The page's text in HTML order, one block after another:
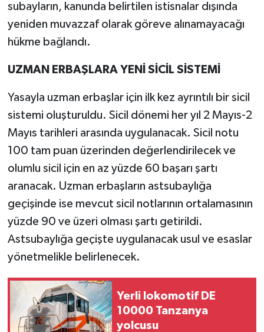
subayların, kanunda belirtilen istisnalar dışında
yeniden muvazzaf olarak göreve alınamayacağı
hükme bağlandı.
UZMAN ERBAŞLARA YENİ SİCİL SİSTEMİ
Yasayla uzman erbaşlar için ilk kez ayrıntılı bir sicil
sistemi oluşturuldu. Sicil dönemi her yıl 2 Mayıs-2
Mayıs tarihleri arasında uygulanacak. Sicil notu
100 tam puan üzerinden değerlendirilecek ve
olumlu sicil için en az yüzde 60 başarı şartı
aranacak. Uzman erbaşların astsubaylığa
geçişinde ise mevcut sicil notlarının ortalamasının
yüzde 90 ve üzeri olması şartı getirildi.
Astsubaylığa geçişte uygulanacak usul ve esaslar
yönetmelikle belirlenecek.
Yerli lokomotif DE
10000 Tanzanya
yolcusu